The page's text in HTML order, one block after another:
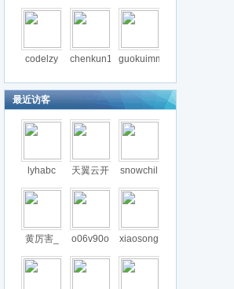
codelzy chenkun1 guokuimm
最近访客
lyhabc 天翼云开 snowchil
黄厉害_ o06v90o xiaosong